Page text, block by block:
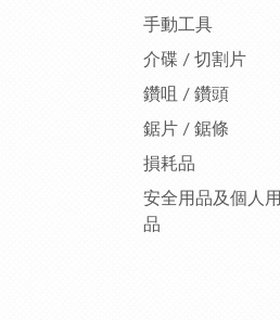
手動工具
介碟 / 切割片
鑽咀 / 鑽頭
鋸片 / 鋸條
損耗品
安全用品及個人用
品